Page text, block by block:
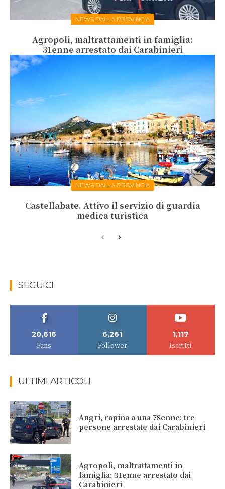
NEWS DALLA PROVINCIA
Agropoli, maltrattamenti in famiglia:
31enne arrestato dai Carabinieri
NEWS DALLA PROVINCIA
Castellabate. Attivo il servizio di guardia
medica turistica
SEGUICI
20,616
Fans
6,261
Follower
1,117
Iscritti
ULTIMI ARTICOLI
Angri, rapina a una 78enne: tre
persone arrestate dai Carabinieri
Agropoli, maltrattamenti in
famiglia: 31enne arrestato dai
Carabinieri